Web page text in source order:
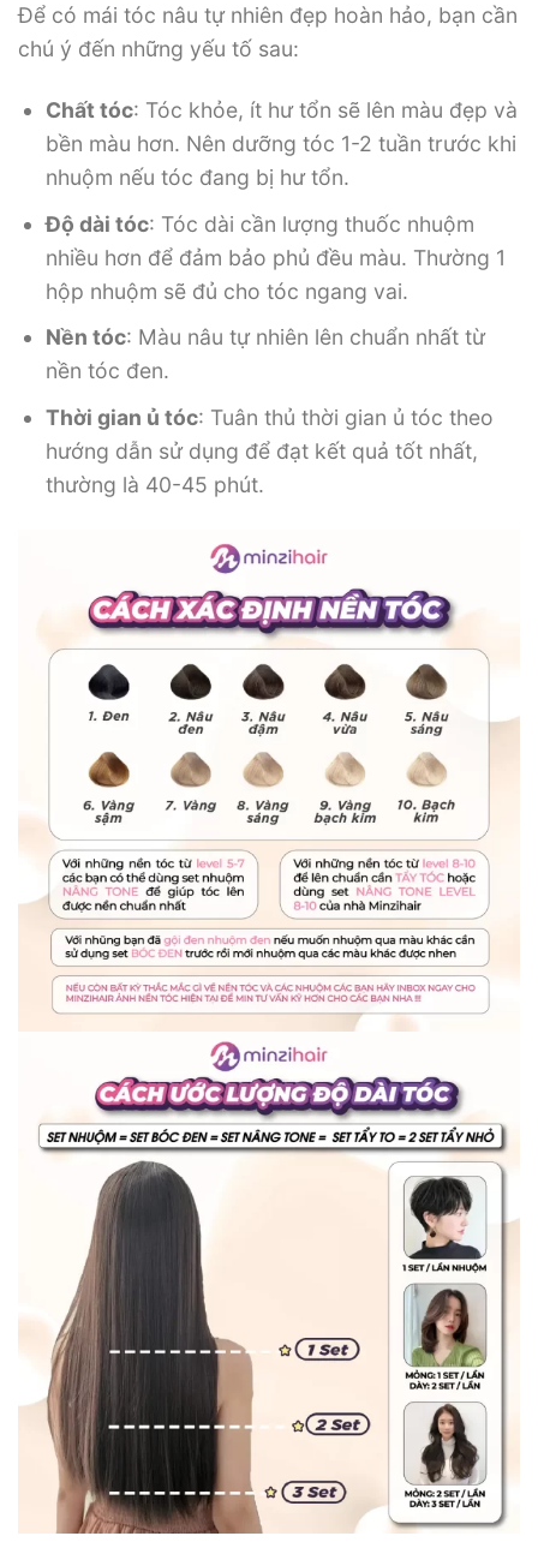
Để có mái tóc nâu tự nhiên đẹp hoàn hảo, bạn cần
chú ý đến những yếu tố sau:
Chất tóc: Tóc khỏe, ít hư tổn sẽ lên màu đẹp và
bền màu hơn. Nên dưỡng tóc 1-2 tuần trước khi
nhuộm nếu tóc đang bị hư tổn.
Độ dài tóc: Tóc dài cần lượng thuốc nhuộm
nhiều hơn để đảm bảo phủ đều màu. Thường 1
hộp nhuộm sẽ đủ cho tóc ngang vai.
Nền tóc: Màu nâu tự nhiên lên chuẩn nhất từ
nền tóc đen.
Thời gian ủ tóc: Tuân thủ thời gian ủ tóc theo
hướng dẫn sử dụng để đạt kết quả tốt nhất,
thường là 40-45 phút.